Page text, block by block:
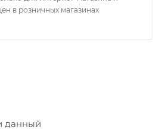
в розничных магазинах
данный